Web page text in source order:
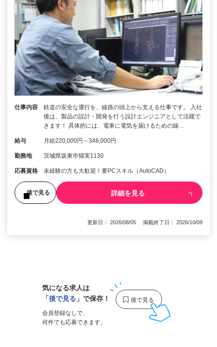
仕事内容
鉄道の安全な運行を、線路の頭上から支える仕事です。 入社
後は、製品の設計・開発を行う設計エンジニアとして活躍で
きます！ 具体的には、電車に電気を届けるための線…
給与 月給220,000円～348,000円
勤務地 茨城県坂東市猫実1130
応募資格 未経験の方も大歓迎！要PCスキル（AutoCAD）
後で見る 詳細を見る
更新日： 2026/08/05 掲載終了日： 2026/10/09
気になる求人は
「後で見る 」で保存！
会員登録なしで、
何件でも応募できます。